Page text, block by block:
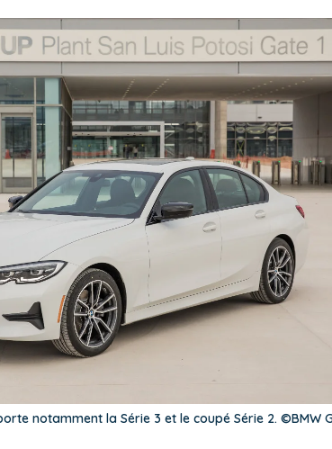
notamment la Série 3 et le coupé Série 2. ©BMW